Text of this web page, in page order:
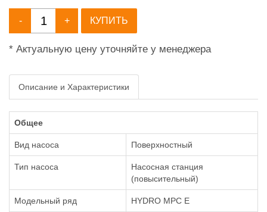
- + КУПИТЬ
* Актуальную цену уточняйте у менеджера
Описание и Характеристики
Общее
Вид насоса Поверхностный
Тип насоса
Насосная станция
(повысительный)
Модельный ряд HYDRO MPC E